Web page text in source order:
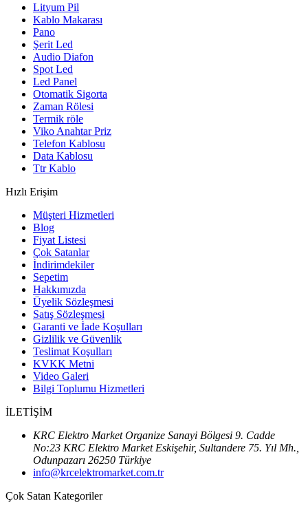
Lityum Pil
Kablo Makarası
Pano
Şerit Led
Audio Diafon
Spot Led
Led Panel
Otomatik Sigorta
Zaman Rölesi
Termik röle
Viko Anahtar Priz
Telefon Kablosu
Data Kablosu
Ttr Kablo
Hızlı Erişim
Müşteri Hizmetleri
Blog
Fiyat Listesi
Çok Satanlar
İndirimdekiler
Sepetim
Hakkımızda
Üyelik Sözleşmesi
Satış Sözleşmesi
Garanti ve İade Koşulları
Gizlilik ve Güvenlik
Teslimat Koşulları
KVKK Metni
Video Galeri
Bilgi Toplumu Hizmetleri
İLETİŞİM
KRC Elektro Market Organize Sanayi Bölgesi 9. Cadde
No:23 KRC Elektro Market Eskişehir, Sultandere 75. Yıl Mh.,
Odunpazarı 26250 Türkiye
info@krcelektromarket.com.tr
Çok Satan Kategoriler